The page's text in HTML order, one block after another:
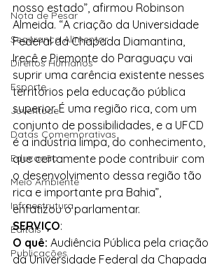
Nota de Pesar
Segurança Alimentar
Direitos Humanos
Esporte
Juventude
Datas Comemorativas
Educação
Meio Ambiente
Infraestrutura
Editais
Publicações
nosso estado”, afirmou Robinson
Almeida. “A criação da Universidade
Federal da Chapada Diamantina,
Irecê e Piemonte do Paraguaçu vai
suprir uma carência existente nesses
territórios pela educação pública
superior. É uma região rica, com um
conjunto de possibilidades, e a UFCD
é a indústria limpa, do conhecimento,
que certamente pode contribuir com
o desenvolvimento dessa região tão
rica e importante pra Bahia”,
enfatizou o parlamentar.
SERVIÇO:
O quê: Audiência Pública pela criação
da Universidade Federal da Chapada